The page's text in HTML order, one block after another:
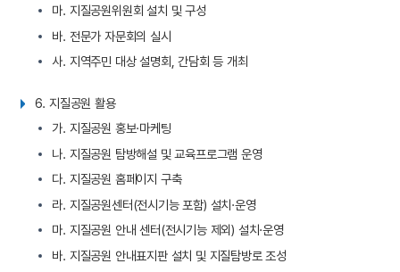
마. 지질공원위원회 설치 및 구성
바. 전문가 자문회의 실시
사. 지역주민 대상 설명회, 간담회 등 개최
6. 지질공원 활용
가. 지질공원 홍보·마케팅
나. 지질공원 탐방해설 및 교육프로그램 운영
다. 지질공원 홈페이지 구축
라. 지질공원센터(전시기능 포함) 설치·운영
마. 지질공원 안내 센터(전시기능 제외) 설치·운영
바. 지질공원 안내표지판 설치 및 지질탐방로 조성